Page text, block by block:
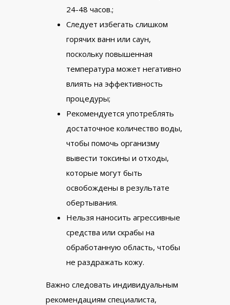
24-48 часов.;
Следует избегать слишком
горячих ванн или саун,
поскольку повышенная
температура может негативно
влиять на эффективность
процедуры;
Рекомендуется употреблять
достаточное количество воды,
чтобы помочь организму
вывести токсины и отходы,
которые могут быть
освобождены в результате
обертывания.
Нельзя наносить агрессивные
средства или скрабы на
обработанную область, чтобы
не раздражать кожу.
Важно следовать индивидуальным
рекомендациям специалиста,